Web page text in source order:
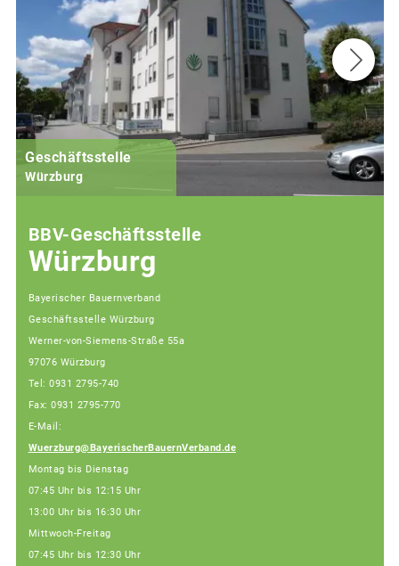
Geschäftsstelle
Würzburg
BBV-Geschäftsstelle
Würzburg
Bayerischer Bauernverband
Geschäftsstelle Würzburg
Werner-von-Siemens-Straße 55a
97076 Würzburg
Tel: 0931 2795-740
Fax: 0931 2795-770
E-Mail:
Wuerzburg@BayerischerBauernVerband.de
Montag bis Dienstag
07:45 Uhr bis 12:15 Uhr
13:00 Uhr bis 16:30 Uhr
Mittwoch-Freitag
07:45 Uhr bis 12:30 Uhr